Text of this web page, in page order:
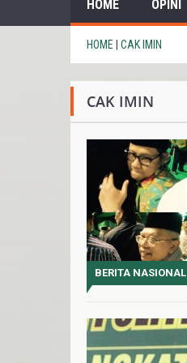
HOME OPINI
HOME CAK IMIN
CAK IMIN
BERITA NASIONAL